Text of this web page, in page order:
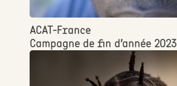
ACAT-France
Campagne de fin d’année 2023